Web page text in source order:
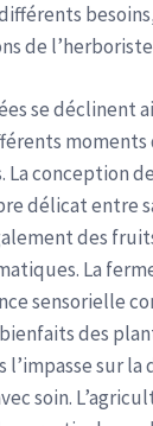
de
se déclinent
conception
délicat entre
des
La
sensorielle
des
sur la
soin.